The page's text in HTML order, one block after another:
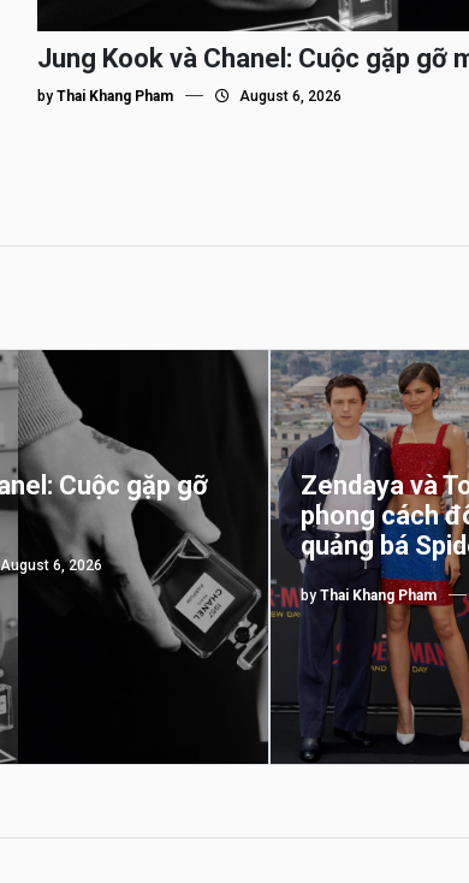
Jung Kook và Chanel: Cuộc gặp gỡ
by Thai Khang Pham August 6, 2026
Cuộc gặp gỡ
6, 2026
Zendaya và
phong cách
quảng bá
byThai Khang Pham